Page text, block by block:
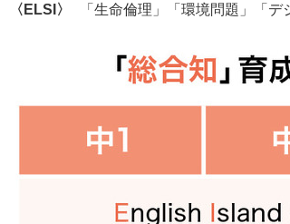
〈ELSI〉
「生命倫理」「環境問題」「